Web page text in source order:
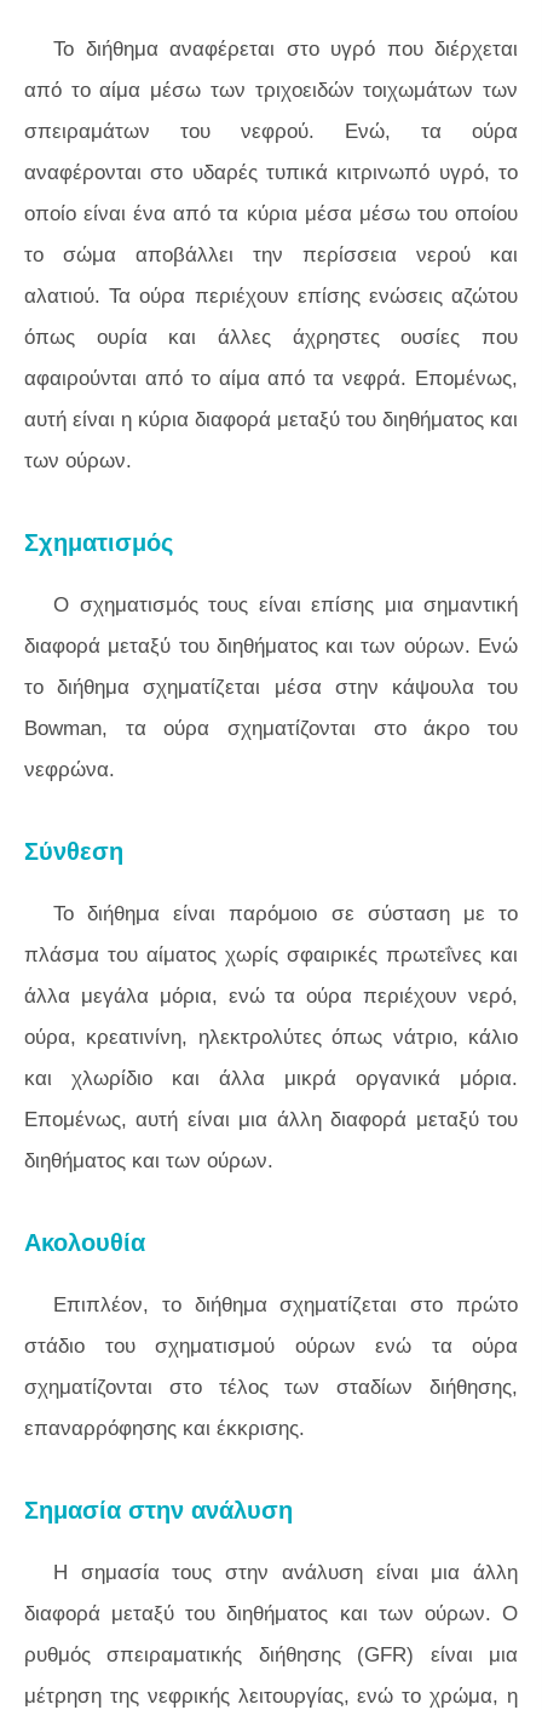
Το διήθημα αναφέρεται στο υγρό που διέρχεται
από το αίμα μέσω των τριχοειδών τοιχωμάτων των
σπειραμάτων του νεφρού. Ενώ, τα ούρα
αναφέρονται στο υδαρές τυπικά κιτρινωπό υγρό, το
οποίο είναι ένα από τα κύρια μέσα μέσω του οποίου
το σώμα αποβάλλει την περίσσεια νερού και
αλατιού. Τα ούρα περιέχουν επίσης ενώσεις αζώτου
όπως ουρία και άλλες άχρηστες ουσίες που
αφαιρούνται από το αίμα από τα νεφρά. Επομένως,
αυτή είναι η κύρια διαφορά μεταξύ του διηθήματος και
των ούρων.
Σχηματισμός
Ο σχηματισμός τους είναι επίσης μια σημαντική
διαφορά μεταξύ του διηθήματος και των ούρων. Ενώ
το διήθημα σχηματίζεται μέσα στην κάψουλα του
Bowman, τα ούρα σχηματίζονται στο άκρο του
νεφρώνα.
Σύνθεση
Το διήθημα είναι παρόμοιο σε σύσταση με το
πλάσμα του αίματος χωρίς σφαιρικές πρωτεΐνες και
άλλα μεγάλα μόρια, ενώ τα ούρα περιέχουν νερό,
ούρα, κρεατινίνη, ηλεκτρολύτες όπως νάτριο, κάλιο
και χλωρίδιο και άλλα μικρά οργανικά μόρια.
Επομένως, αυτή είναι μια άλλη διαφορά μεταξύ του
διηθήματος και των ούρων.
Ακολουθία
Επιπλέον, το διήθημα σχηματίζεται στο πρώτο
στάδιο του σχηματισμού ούρων ενώ τα ούρα
σχηματίζονται στο τέλος των σταδίων διήθησης,
επαναρρόφησης και έκκρισης.
Σημασία στην ανάλυση
Η σημασία τους στην ανάλυση είναι μια άλλη
διαφορά μεταξύ του διηθήματος και των ούρων. Ο
ρυθμός σπειραματικής διήθησης (GFR) είναι μια
μέτρηση της νεφρικής λειτουργίας, ενώ το χρώμα, η